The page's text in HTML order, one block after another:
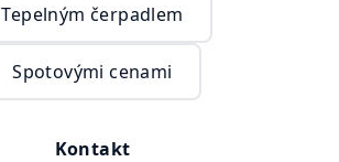
Tepelným čerpadlem
Spotovými cenami
Kontakt